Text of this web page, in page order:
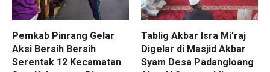
Pemkab Pinrang Gelar
Aksi Bersih Bersih
Serentak 12 Kecamatan
Tablig Akbar Isra Mi’raj
Digelar di Masjid Akbar
Syam Desa Padangloang